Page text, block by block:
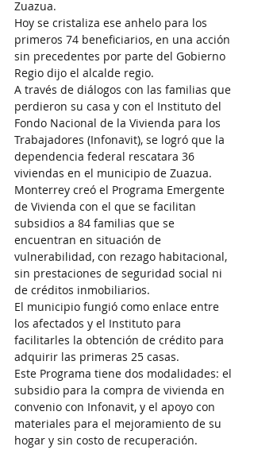
Zuazua.
Hoy se cristaliza ese anhelo para los
primeros 74 beneficiarios, en una acción
sin precedentes por parte del Gobierno
Regio dijo el alcalde regio.
A través de diálogos con las familias que
perdieron su casa y con el Instituto del
Fondo Nacional de la Vivienda para los
Trabajadores (Infonavit), se logró que la
dependencia federal rescatara 36
viviendas en el municipio de Zuazua.
Monterrey creó el Programa Emergente
de Vivienda con el que se facilitan
subsidios a 84 familias que se
encuentran en situación de
vulnerabilidad, con rezago habitacional,
sin prestaciones de seguridad social ni
de créditos inmobiliarios.
El municipio fungió como enlace entre
los afectados y el Instituto para
facilitarles la obtención de crédito para
adquirir las primeras 25 casas.
Este Programa tiene dos modalidades: el
subsidio para la compra de vivienda en
convenio con Infonavit, y el apoyo con
materiales para el mejoramiento de su
hogar y sin costo de recuperación.